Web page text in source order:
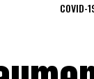
COVID-